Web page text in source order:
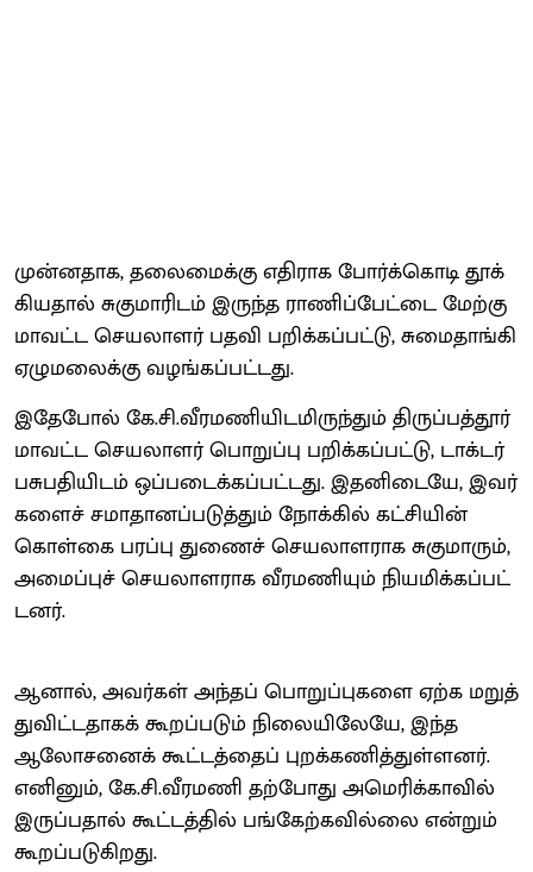
முன்​ன​தாக, தலை​மைக்கு எதி​ராக போர்க்​கொடி தூக்​
கிய​தால் சுகு​மாரிடம் இருந்த ராணிப்​பேட்டை மேற்கு
மாவட்ட செயலாளர் பதவி பறிக்​கப்​பட்​டு, சுமை​தாங்கி
ஏழு​மலைக்கு வழங்​கப்​பட்​டது.
இதே​போல் கே.சி.வீரமணி​யிட​மிருந்​தும் திருப்​பத்​தூர்
மாவட்ட செயலாளர் பொறுப்பு பறிக்​கப்​பட்​டு, டாக்​டர்
பசுப​தி​யிடம் ஒப்​படைக்​கப்​பட்​டது. இதனிடையே, இவர்​
களைச் சமா​தானப்​படுத்​தும் நோக்​கில் கட்​சி​யின்
கொள்கை பரப்​பு துணைச் செய​லா​ள​ராக சுகு​மாரும்,
அமைப்​புச் செய​லா​ள​ராக வீரமணி​யும் நியமிக்​கப்​பட்​
டனர்.
ஆனால், அவர்​கள் அந்​தப் பொறுப்​பு​களை ஏற்க மறுத்​
து​விட்​ட​தாகக் கூறப்​படும் நிலை​யிலேயே, இந்த
ஆலோ​சனைக் கூட்​டத்​தைப் புறக்​கணித்​துள்​ளனர்.
எனினும், கே.சி.வீரமணி தற்​போது அமெரிக்​கா​வில்
இருப்​ப​தால் கூட்​டத்​தில் பங்​கேற்​க​வில்லை என்​றும்
கூறப்படுகிறது.